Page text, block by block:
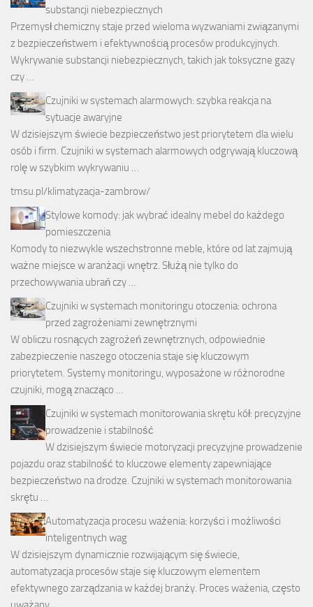
substancji niebezpiecznych
Przemysł chemiczny staje przed wieloma wyzwaniami związanymi
z bezpieczeństwem i efektywnością procesów produkcyjnych.
Wykrywanie substancji niebezpiecznych, takich jak toksyczne gazy
czy …
Czujniki w systemach alarmowych: szybka reakcja na
sytuacje awaryjne
W dzisiejszym świecie bezpieczeństwo jest priorytetem dla wielu
osób i firm. Czujniki w systemach alarmowych odgrywają kluczową
rolę w szybkim wykrywaniu …
tmsu.pl/klimatyzacja-zambrow/
Stylowe komody: jak wybrać idealny mebel do każdego
pomieszczenia
Komody to niezwykle wszechstronne meble, które od lat zajmują
ważne miejsce w aranżacji wnętrz. Służą nie tylko do
przechowywania ubrań czy …
Czujniki w systemach monitoringu otoczenia: ochrona
przed zagrożeniami zewnętrznymi
W obliczu rosnących zagrożeń zewnętrznych, odpowiednie
zabezpieczenie naszego otoczenia staje się kluczowym
priorytetem. Systemy monitoringu, wyposażone w różnorodne
czujniki, mogą znacząco …
Czujniki w systemach monitorowania skrętu kół: precyzyjne
prowadzenie i stabilność
W dzisiejszym świecie motoryzacji precyzyjne prowadzenie
pojazdu oraz stabilność to kluczowe elementy zapewniające
bezpieczeństwo na drodze. Czujniki w systemach monitorowania
skrętu …
Automatyzacja procesu ważenia: korzyści i możliwości
inteligentnych wag
W dzisiejszym dynamicznie rozwijającym się świecie,
automatyzacja procesów staje się kluczowym elementem
efektywnego zarządzania w każdej branży. Proces ważenia, często